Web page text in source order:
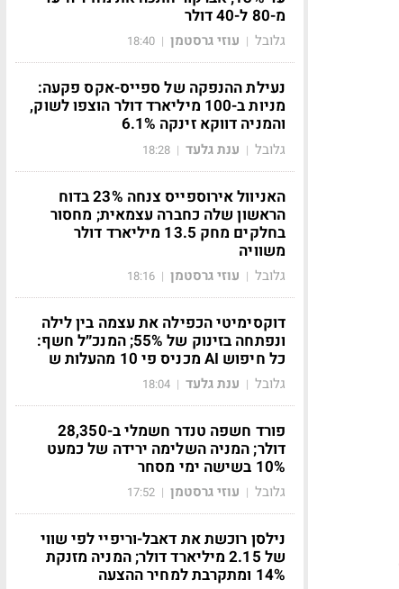
מ-80 ל-40 דולר
גלובל | עוזי גרסטמן |
18:40
נעילת ההנפקה של ספייס-אקס פקעה:
מניות ב-100 מיליארד דולר הוצפו לשוק,
והמניה דווקא זינקה 6.1%
גלובל | ענת גלעד |
18:28
האניוול אירוספייס צנחה 23% בדוח
הראשון שלה כחברה עצמאית; מחסור
בחלקים מחק 13.5 מיליארד דולר
משוויה
גלובל | עוזי גרסטמן |
18:16
דוקסימיטי הכפילה את עצמה בין לילה
ונפתחה בזינוק של 55%; המנכ״ל חשף:
כל חיפוש AI מכניס פי 10 מהעלות ש
גלובל | ענת גלעד |
18:04
פורד חשפה טנדר חשמלי ב-28,350
דולר; המניה השלימה ירידה של כמעט
10% בשישה ימי מסחר
גלובל | עוזי גרסטמן |
17:52
נילסן רוכשת את דאבל-וריפיי לפי שווי
של 2.15 מיליארד דולר; המניה מזנקת
14% ומתקרבת למחיר ההצעה